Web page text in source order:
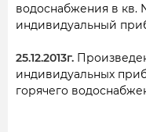
водоснабжения в кв.
индивидуальный
25.12.2013г.
индивидуальных
горячего